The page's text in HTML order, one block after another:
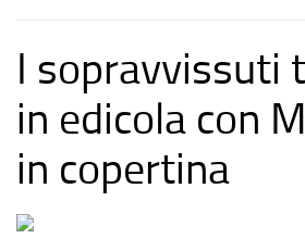
I sopravvissuti
in edicola con
in copertina